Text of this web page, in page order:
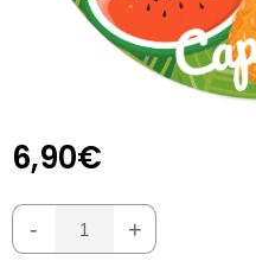
6,90€
- +